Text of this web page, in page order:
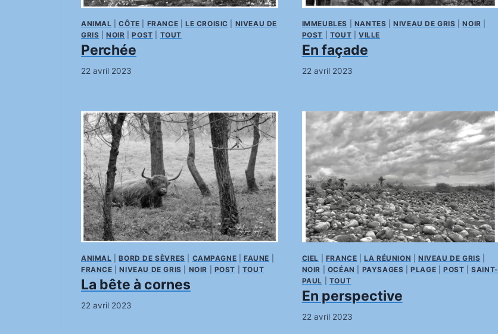
ANIMAL |CÔTE FRANCE LE CROISIC
NIVEAU DE
GRIS |NOIR |POST TOUT
Perchée
22 avril 2023
IMMEUBLES NANTES |NIVEAU DE GRIS |NOIR
POST
TOUT |VILLE
En façade
22 avril 2023
ANIMAL |BORD DE SÈVRES CAMPAGNE |FAUNE
FRANCE |NIVEAU DE GRIS NOIR POST TOUT
La bête à cornes
22 avril 2023
CIEL FRANCE |LA RÉUNION NIVEAU DE GRIS
NOIR
OCÉAN PAYSAGES |PLAGE POST |SAINT-
PAUL
TOUT
En perspective
22 avril 2023